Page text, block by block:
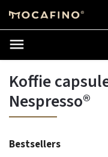
Koffie
Nespresso®
Bestsellers